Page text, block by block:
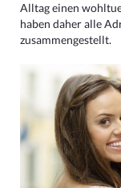
Alltag einen
haben daher alle
zusammengestellt.